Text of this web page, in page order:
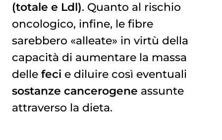
(totale e Ldl). Quanto al rischio
oncologico, infine, le fibre
sarebbero «alleate» in virtù della
capacità di aumentare la massa
delle feci e diluire così eventuali
sostanze cancerogene assunte
attraverso la dieta.